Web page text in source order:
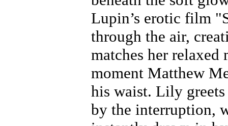
Lupin’s erotic film
through the air,
matches her
moment Matthew
his waist. Lily
by the interruption,